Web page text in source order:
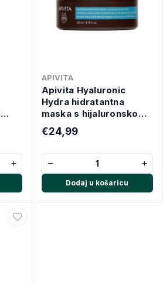
+
APIVITA
Apivita Hyaluronic
Hydra hidratantna
maska s hijaluronskom
kiselinom 200 ml
€24,99
− +
Dodaj u košaricu